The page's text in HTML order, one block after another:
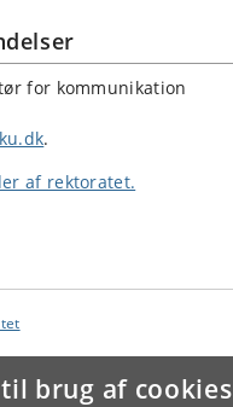
brug af cookies
for kommunikation
.
af rektoratet.